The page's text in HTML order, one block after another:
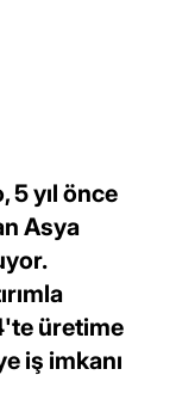
5 yıl önce
Asya
üretime
iş imkanı